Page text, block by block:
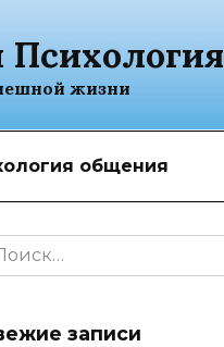
жизни
общения
записи